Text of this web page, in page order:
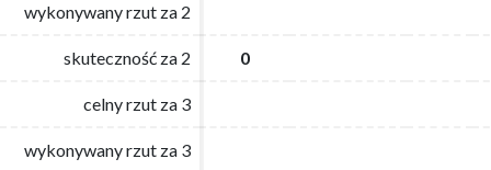
wykonywany rzut za 2
skuteczność za 2 0
celny rzut za 3
wykonywany rzut za 3
wykonywany rzut za 2
skuteczność za 2 0
celny rzut za 3
wykonywany rzut za 3